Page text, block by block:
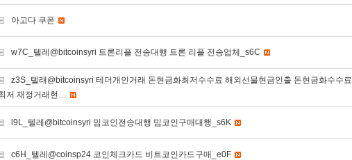
아고다 쿠폰
w7C_텔레@bitcoinsyri 트론리플 전송대행 트론 리플 전송업체_s6C
z3S_텔래@bitcoinsyri 테더개인거래 돈현금화최저수수료 해외선물현금인출 돈현금화수수료
저 재정거래현…
l9L_텔레@bitcoinsyri 밈코인전송대행 밈코인구매대행_s6K
c6H_텔레@coinsp24 코인체크카드 비트코인카드구매_e0F